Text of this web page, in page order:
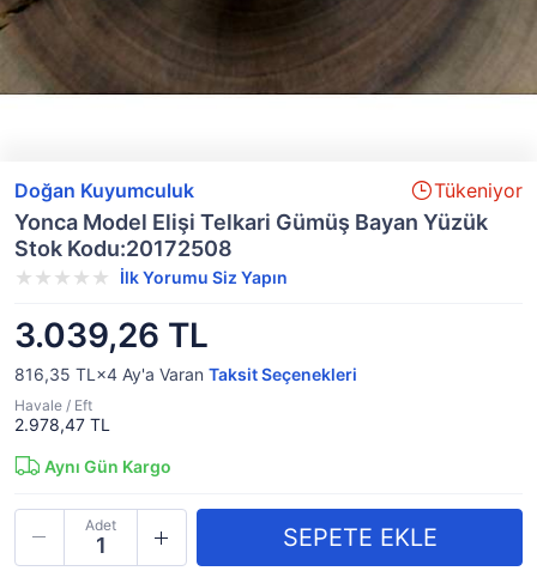
Doğan Kuyumculuk Tükeniyor
Yonca Model Elişi Telkari Gümüş Bayan Yüzük
Stok Kodu:20172508
İlk Yorumu Siz Yapın
3.039,26 TL
816,35 TL×4 Ay'a Varan Taksit Seçenekleri
Havale / Eft
2.978,47 TL
Aynı Gün Kargo
Adet